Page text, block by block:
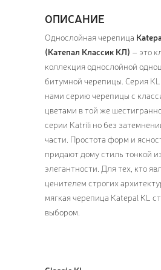
ОПИСАНИЕ
Однослойная черепица
(Катепал Классик КЛ) – это
коллекция однослойной
битумной черепицы. Серия
нами серию черепицы с
цветами в той же
серии Katrili но без
части. Простота форм и
придают дому стиль тонкой
элегантности. Для тех, кто
ценителем строгих
мягкая черепица Katepal KL
выбором.